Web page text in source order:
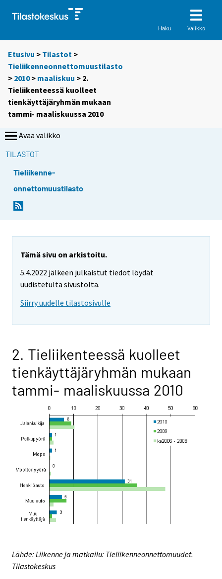
Haku Valikko
Etusivu > Tilastot >
Tieliikenneonnettomuustilasto
> 2010> maaliskuu > 2.
Tieliikenteessä kuolleet
tienkäyttäjäryhmän mukaan
tammi- maaliskuussa 2010
Avaa valikko
TILASTOT
Tieliikenne-
onnettomuustilasto
Tämä sivu on arkistoitu.
5.4.2022 jälkeen julkaistut tiedot löydät
uudistetulta sivustolta.
Siirry uudelle tilastosivulle
2. Tieliikenteessä kuolleet
tienkäyttäjäryhmän mukaan
tammi- maaliskuussa 2010
Lähde: Liikenne ja matkailu: Tieliikenneonnettomuudet.
Tilastokeskus